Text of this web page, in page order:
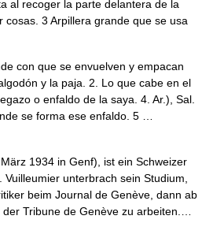
al recoger la parte delantera de la
cosas. 3 Arpillera grande que se usa
con que se envuelven y empacan
y la paja. 2. Lo que cabe en el
o enfaldo de la saya. 4. Ar.), Sal.
se forma ese enfaldo. 5 …
1934 in Genf), ist ein Schweizer
unterbrach sein Studium,
beim Journal de Genève, dann ab
Tribune de Genève zu arbeiten.…